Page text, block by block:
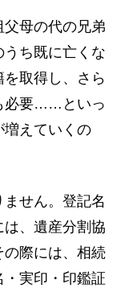
母の代の兄弟
ち既に亡くな
取得し、さら
必要……といっ
増えていくの
ません。登記名
、遺産分割協
際には、相続
実印・印鑑証